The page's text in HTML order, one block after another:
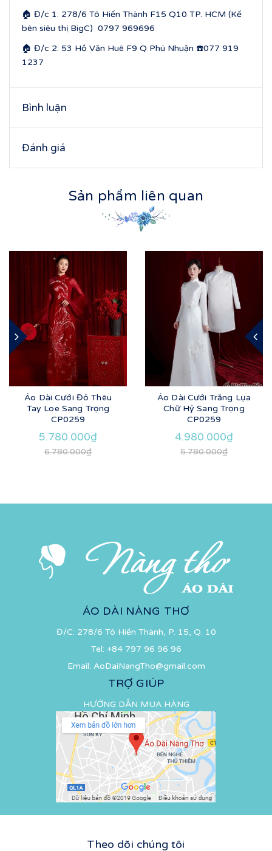
🏠 Đ/c 1: 278/6 Tô Hiến Thành F15 Q10 TP. HCM (Kế
bên siêu thị BigC) 0797 969696
🏠 Đ/c 2: 53 Hồ Văn Huê F9 Q Phú Nhuận ☎️077 919
1237
Bình luận
Đánh giá
Sản phẩm liên quan
Áo Dài Cưới Đỏ Thêu
Tay Loe Sang Trọng
CP0259
5.780.000₫
6.780.000₫
Áo Dài Cưới Trắng Lụa
Chữ Hỷ Sang Trọng
CP0259
4.980.000₫
5.780.000₫
ÁO DÀI NÀNG THƠ
Đ/C: 278/6 Tô Hiến Thành, P. 15, Q. 10
Tel: +84 797 96 96 96
Email: AoDaiNangTho@gmail.com
TRỢ GIÚP
HƯỚNG DẪN MUA HÀNG
Theo dõi chúng tôi